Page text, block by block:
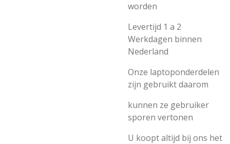
worden
Levertijd 1 a 2
Werkdagen binnen
Nederland
Onze laptoponderdelen
zijn gebruikt daarom
kunnen ze gebruiker
sporen vertonen
U koopt altijd bij ons het